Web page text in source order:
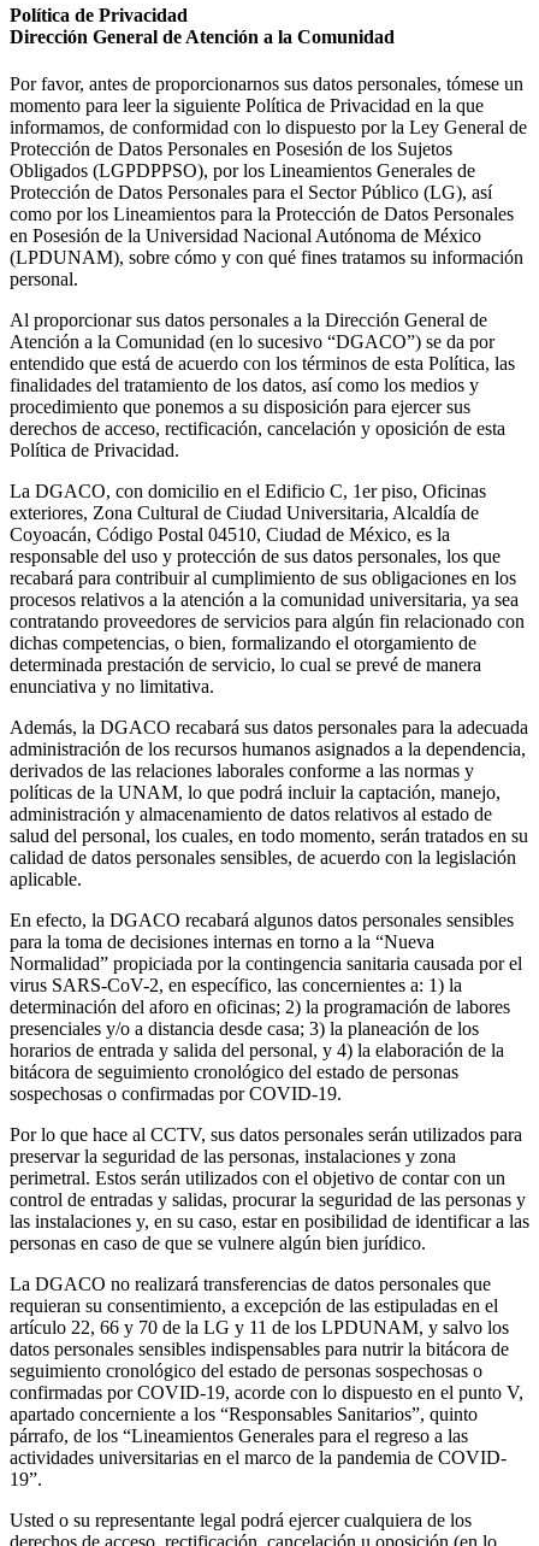
Política de Privacidad
Dirección General de Atención a la Comunidad
Por favor, antes de proporcionarnos sus datos personales, tómese un
momento para leer la siguiente Política de Privacidad en la que
informamos, de conformidad con lo dispuesto por la Ley General de
Protección de Datos Personales en Posesión de los Sujetos
Obligados (LGPDPPSO), por los Lineamientos Generales de
Protección de Datos Personales para el Sector Público (LG), así
como por los Lineamientos para la Protección de Datos Personales
en Posesión de la Universidad Nacional Autónoma de México
(LPDUNAM), sobre cómo y con qué fines tratamos su información
personal.
Al proporcionar sus datos personales a la Dirección General de
Atención a la Comunidad (en lo sucesivo “DGACO”) se da por
entendido que está de acuerdo con los términos de esta Política, las
finalidades del tratamiento de los datos, así como los medios y
procedimiento que ponemos a su disposición para ejercer sus
derechos de acceso, rectificación, cancelación y oposición de esta
Política de Privacidad.
La DGACO, con domicilio en el Edificio C, 1er piso, Oficinas
exteriores, Zona Cultural de Ciudad Universitaria, Alcaldía de
Coyoacán, Código Postal 04510, Ciudad de México, es la
responsable del uso y protección de sus datos personales, los que
recabará para contribuir al cumplimiento de sus obligaciones en los
procesos relativos a la atención a la comunidad universitaria, ya sea
contratando proveedores de servicios para algún fin relacionado con
dichas competencias, o bien, formalizando el otorgamiento de
determinada prestación de servicio, lo cual se prevé de manera
enunciativa y no limitativa.
Además, la DGACO recabará sus datos personales para la adecuada
administración de los recursos humanos asignados a la dependencia,
derivados de las relaciones laborales conforme a las normas y
políticas de la UNAM, lo que podrá incluir la captación, manejo,
administración y almacenamiento de datos relativos al estado de
salud del personal, los cuales, en todo momento, serán tratados en su
calidad de datos personales sensibles, de acuerdo con la legislación
aplicable.
En efecto, la DGACO recabará algunos datos personales sensibles
para la toma de decisiones internas en torno a la “Nueva
Normalidad” propiciada por la contingencia sanitaria causada por el
virus SARS-CoV-2, en específico, las concernientes a: 1) la
determinación del aforo en oficinas; 2) la programación de labores
presenciales y/o a distancia desde casa; 3) la planeación de los
horarios de entrada y salida del personal, y 4) la elaboración de la
bitácora de seguimiento cronológico del estado de personas
sospechosas o confirmadas por COVID-19.
Por lo que hace al CCTV, sus datos personales serán utilizados para
preservar la seguridad de las personas, instalaciones y zona
perimetral. Estos serán utilizados con el objetivo de contar con un
control de entradas y salidas, procurar la seguridad de las personas y
las instalaciones y, en su caso, estar en posibilidad de identificar a las
personas en caso de que se vulnere algún bien jurídico.
La DGACO no realizará transferencias de datos personales que
requieran su consentimiento, a excepción de las estipuladas en el
artículo 22, 66 y 70 de la LG y 11 de los LPDUNAM, y salvo los
datos personales sensibles indispensables para nutrir la bitácora de
seguimiento cronológico del estado de personas sospechosas o
confirmadas por COVID-19, acorde con lo dispuesto en el punto V,
apartado concerniente a los “Responsables Sanitarios”, quinto
párrafo, de los “Lineamientos Generales para el regreso a las
actividades universitarias en el marco de la pandemia de COVID-
19”.
Usted o su representante legal podrá ejercer cualquiera de los